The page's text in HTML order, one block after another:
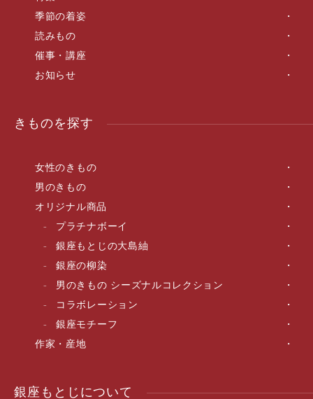
季節の着姿
読みもの
催事・講座
お知らせ
きものを探す
女性のきもの
男のきもの
オリジナル商品
プラチナボーイ
銀座もとじの大島紬
銀座の柳染
男のきもの シーズナルコレクション
コラボレーション
銀座モチーフ
作家・産地
銀座もとじについて